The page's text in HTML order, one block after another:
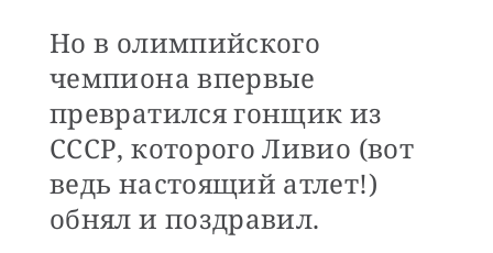
Но в олимпийского
чемпиона впервые
превратился гонщик из
СССР, которого Ливио (вот
ведь настоящий атлет!)
обнял и поздравил.